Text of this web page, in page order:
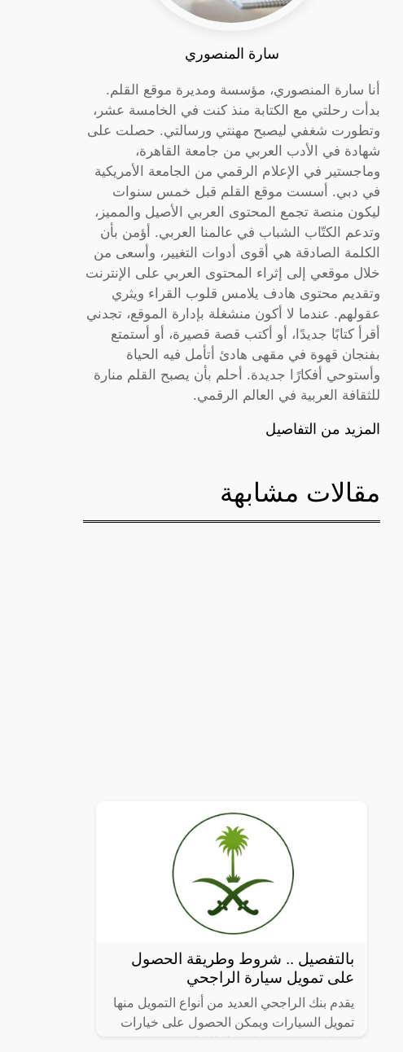
سارة المنصوري
أنا سارة المنصوري، مؤسسة ومديرة موقع القلم.
بدأت رحلتي مع الكتابة منذ كنت في الخامسة عشر،
وتطورت شغفي ليصبح مهنتي ورسالتي. حصلت على
شهادة في الأدب العربي من جامعة القاهرة،
وماجستير في الإعلام الرقمي من الجامعة الأمريكية
في دبي. أسست موقع القلم قبل خمس سنوات
ليكون منصة تجمع المحتوى العربي الأصيل والمميز،
وتدعم الكتّاب الشباب في عالمنا العربي. أؤمن بأن
الكلمة الصادقة هي أقوى أدوات التغيير، وأسعى من
خلال موقعي إلى إثراء المحتوى العربي على الإنترنت
وتقديم محتوى هادف يلامس قلوب القراء ويثري
عقولهم. عندما لا أكون منشغلة بإدارة الموقع، تجدني
أقرأ كتابًا جديدًا، أو أكتب قصة قصيرة، أو أستمتع
بفنجان قهوة في مقهى هادئ أتأمل فيه الحياة
وأستوحي أفكارًا جديدة. أحلم بأن يصبح القلم منارة
للثقافة العربية في العالم الرقمي.
المزيد من التفاصيل
مقالات مشابهة
بالتفصيل .. شروط وطريقة الحصول
على تمويل سيارة الراجحي
يقدم بنك الراجحي العديد من أنواع التمويل منها
تمويل السيارات ويمكن الحصول على خيارات